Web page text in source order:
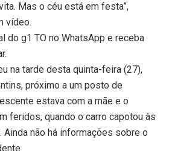
Mas o céu está em festa”,
vídeo.
do g1 TO no WhatsApp e receba
na tarde desta quinta-feira (27),
próximo a um posto de
estava com a mãe e o
feridos, quando o carro capotou às
Ainda não há informações sobre o